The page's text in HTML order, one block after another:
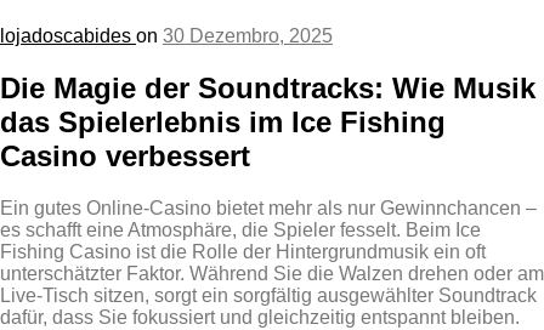
lojadoscabides on 30 Dezembro, 2025
Die Magie der Soundtracks: Wie Musik
das Spielerlebnis im Ice Fishing
Casino verbessert
Ein gutes Online‑Casino bietet mehr als nur Gewinnchancen –
es schafft eine Atmosphäre, die Spieler fesselt. Beim Ice
Fishing Casino ist die Rolle der Hintergrundmusik ein oft
unterschätzter Faktor. Während Sie die Walzen drehen oder am
Live‑Tisch sitzen, sorgt ein sorgfältig ausgewählter Soundtrack
dafür, dass Sie fokussiert und gleichzeitig entspannt bleiben.